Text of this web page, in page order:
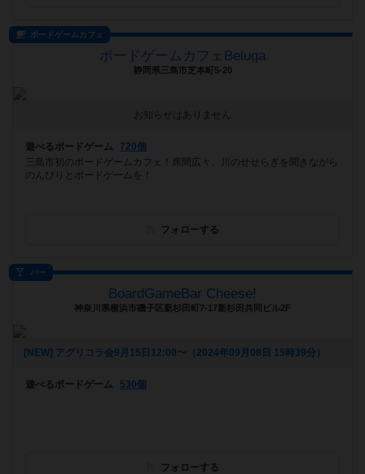
ボードゲームカフェ
ボードゲームカフェBeluga
静岡県三島市芝本町5-20
お知らせはありません
遊べるボードゲーム
720個
三島市初のボードゲームカフェ！席間広々、川のせせらぎを聞きながら
のんびりとボードゲームを！
フォローする
バー
BoardGameBar Cheese!
神奈川県横浜市磯子区新杉田町7-17新杉田共同ビル2F
[NEW] アグリコラ会9月15日12:00〜（2024年09月08日 15時39分）
遊べるボードゲーム 530個
フォローする